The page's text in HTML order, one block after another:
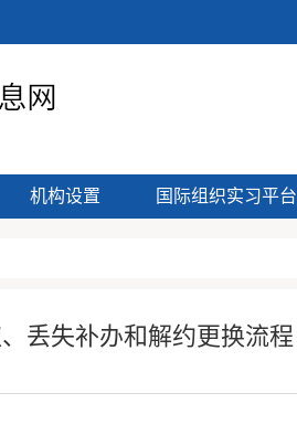
机构设置 国际组织实习平台
丢失补办和解约更换流程